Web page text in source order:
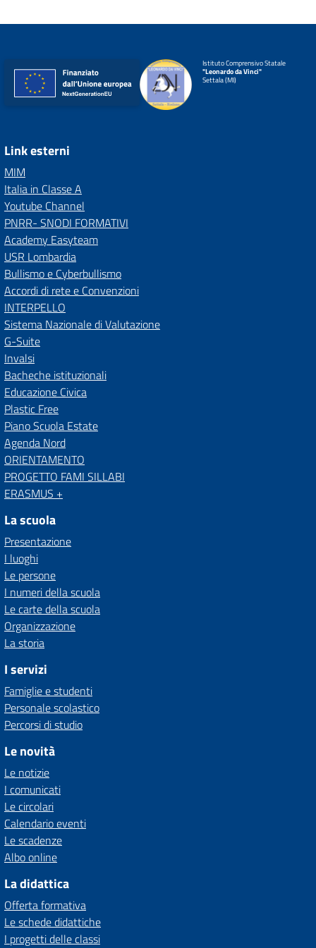
Istituto Comprensivo Statale
"Leonardo da Vinci"
Settala (MI)
Link esterni
MIM
Italia in Classe A
Youtube Channel
PNRR- SNODI FORMATIVI
Academy Easyteam
USR Lombardia
Bullismo e Cyberbullismo
Accordi di rete e Convenzioni
INTERPELLO
Sistema Nazionale di Valutazione
G-Suite
Invalsi
Bacheche istituzionali
Educazione Civica
Plastic Free
Piano Scuola Estate
Agenda Nord
ORIENTAMENTO
PROGETTO FAMI SILLABI
ERASMUS +
La scuola
Presentazione
I luoghi
Le persone
I numeri della scuola
Le carte della scuola
Organizzazione
La storia
I servizi
Famiglie e studenti
Personale scolastico
Percorsi di studio
Le novità
Le notizie
I comunicati
Le circolari
Calendario eventi
Le scadenze
Albo online
La didattica
Offerta formativa
Le schede didattiche
I progetti delle classi